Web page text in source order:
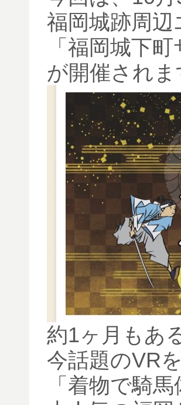
福岡城跡周
「福岡城下
が開催されま
約1ヶ月もあ
今話題のVR
「着物で騎